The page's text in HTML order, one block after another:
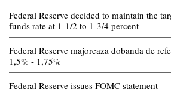
Federal Reserve decided to maintain the
funds rate at 1-1/2 to 1-3/4 percent
Federal Reserve majoreaza dobanda de
1,5% - 1,75%
Federal Reserve issues FOMC statement